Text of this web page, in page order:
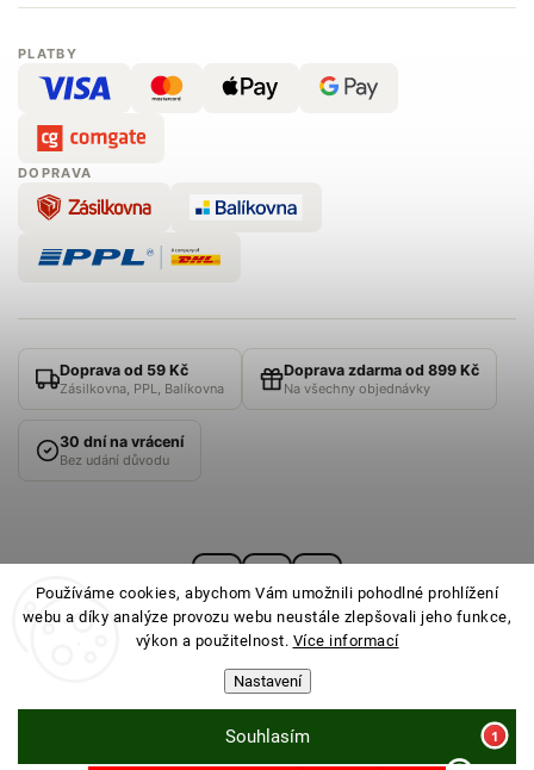
Používáme cookies, abychom Vám umožnili pohodlné prohlížení
webu a díky analýze provozu webu neustále zlepšovali jeho funkce,
výkon a použitelnost. Více informací
Nastavení
Souhlasím
PLATBY
DOPRAVA
Doprava od 59 Kč
Zásilkovna, PPL, Balíkovna
Doprava zdarma od 899 Kč
Na všechny objednávky
30 dní na vrácení
Bez udání důvodu
PONOŽKOVNA· Všechna práva vyhrazena ·
Nastavení cookies